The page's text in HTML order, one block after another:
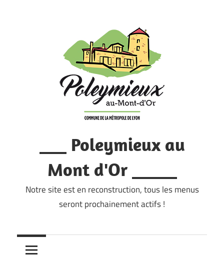
___ Poleymieux au
Mont d'Or _____
Notre site est en reconstruction, tous les menus
seront prochainement actifs !